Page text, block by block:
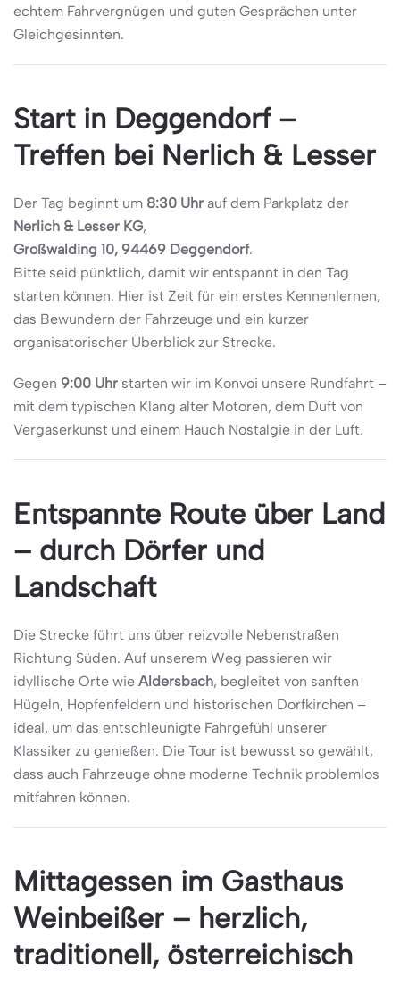
echtem Fahrvergnügen und guten Gesprächen unter
Gleichgesinnten.
Start in Deggendorf –
Treffen bei Nerlich & Lesser
Der Tag beginnt um 8:30 Uhr auf dem Parkplatz der
Nerlich & Lesser KG,
Großwalding 10, 94469 Deggendorf.
Bitte seid pünktlich, damit wir entspannt in den Tag
starten können. Hier ist Zeit für ein erstes Kennenlernen,
das Bewundern der Fahrzeuge und ein kurzer
organisatorischer Überblick zur Strecke.
Gegen 9:00 Uhr starten wir im Konvoi unsere Rundfahrt –
mit dem typischen Klang alter Motoren, dem Duft von
Vergaserkunst und einem Hauch Nostalgie in der Luft.
Entspannte Route über Land
– durch Dörfer und
Landschaft
Die Strecke führt uns über reizvolle Nebenstraßen
Richtung Süden. Auf unserem Weg passieren wir
idyllische Orte wie Aldersbach, begleitet von sanften
Hügeln, Hopfenfeldern und historischen Dorfkirchen –
ideal, um das entschleunigte Fahrgefühl unserer
Klassiker zu genießen. Die Tour ist bewusst so gewählt,
dass auch Fahrzeuge ohne moderne Technik problemlos
mitfahren können.
Mittagessen im Gasthaus
Weinbeißer – herzlich,
traditionell, österreichisch